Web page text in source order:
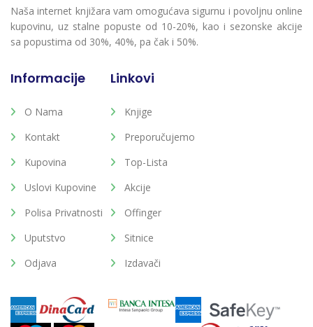
Naša internet knjižara vam omogućava sigurnu i povoljnu online
kupovinu, uz stalne popuste od 10-20%, kao i sezonske akcije
sa popustima od 30%, 40%, pa čak i 50%.
Informacije
O Nama
Kontakt
Kupovina
Uslovi Kupovine
Polisa Privatnosti
Uputstvo
Odjava
Linkovi
Knjige
Preporučujemo
Top-Lista
Akcije
Offinger
Sitnice
Izdavači